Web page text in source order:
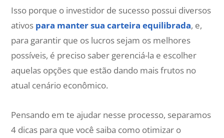
Isso porque o investidor de sucesso possui diversos
ativos para manter sua carteira equilibrada, e,
para garantir que os lucros sejam os melhores
possíveis, é preciso saber gerenciá-la e escolher
aquelas opções que estão dando mais frutos no
atual cenário econômico.
Pensando em te ajudar nesse processo, separamos
4 dicas para que você saiba como otimizar o